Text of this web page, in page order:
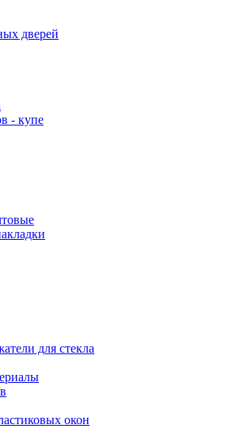
дверей
- купе
для стекла
окон